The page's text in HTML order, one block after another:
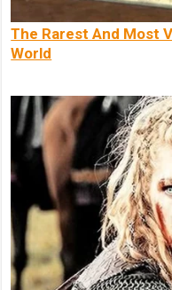
The Rarest And Most
World